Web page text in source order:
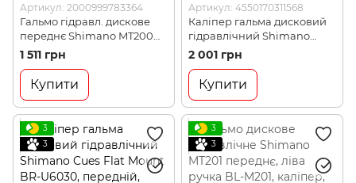
Артикул: 2000999783364
Гальмо гідравл. дискове
переднє Shimano MT200
(ліва ручка BL-MT200,
каліпер, гідроліния 800
мм) ОЕМ (SHMO
AMT200KLFPRX080)
1 511 грн
Купити
Артикул: 4550170311568
Каліпер гальма дисковий
гідравлічний Shimano
Cues Flat Mount BR-U6030,
задній, колодка B05S
полімер (SHMO
EBRU6030RDRX)
2 001 грн
Купити
3
3
3
3